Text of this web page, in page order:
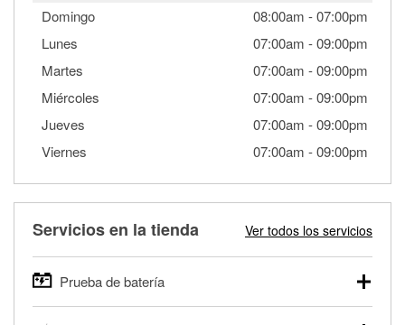
Domingo 08:00am -07:00pm
Lunes
07:00am -09:00pm
Martes
07:00am -09:00pm
Miércoles
07:00am -09:00pm
Jueves
07:00am -09:00pm
Viernes
07:00am -09:00pm
Servicios en la tienda Ver todos los servicios
Prueba de batería